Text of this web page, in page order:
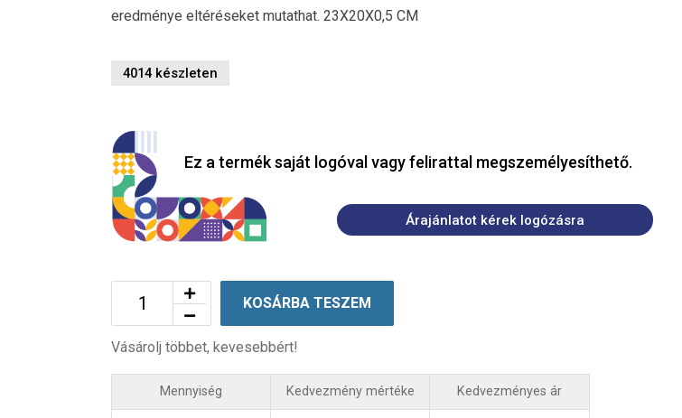
eredménye eltéréseket mutathat. 23X20X0,5 CM
4014 készleten
Ez a termék saját logóval vagy felirattal megszemélyesíthető.
Árajánlatot kérek logózásra
KOSÁRBA TESZEM
Vásárolj többet, kevesebbért!
Mennyiség Kedvezmény mértéke Kedvezményes ár